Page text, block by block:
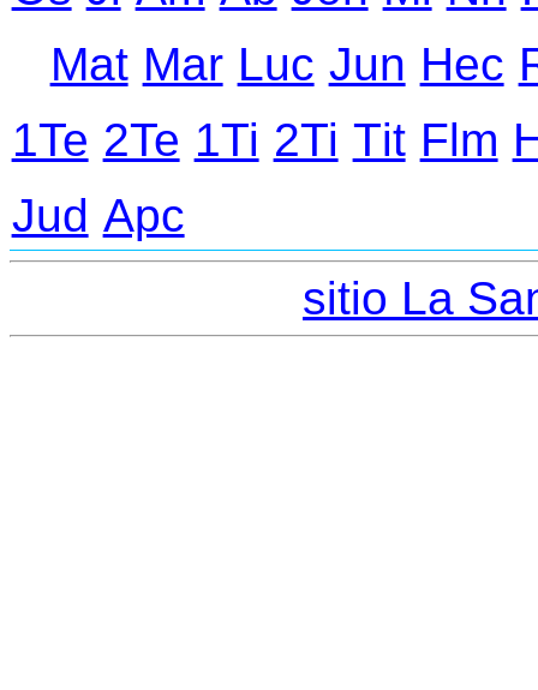
Mat Mar Luc Jun Hec
1Te 2Te 1Ti 2Ti Тit Flm
Jud Apc
sitio La